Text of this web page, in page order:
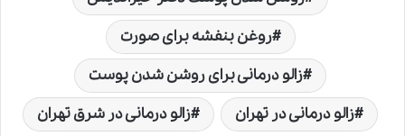
روغن بنفشه برای صورت
زالو درمانی برای روشن شدن پوست
زالو درمانی در تهران
زالو درمانی در شرق تهران